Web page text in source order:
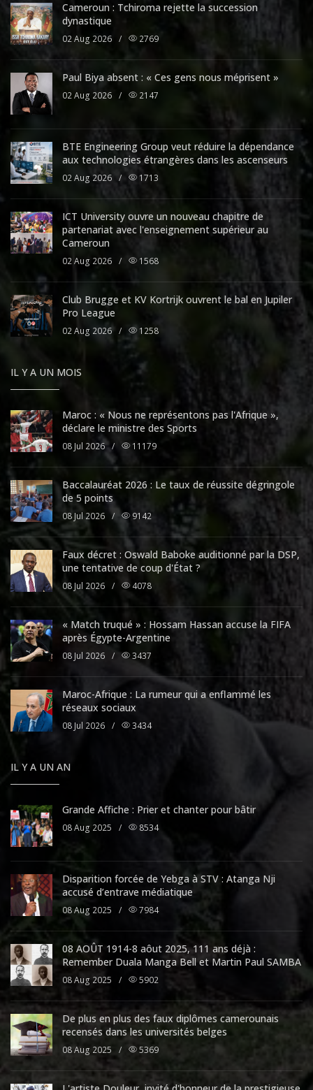
Cameroun : Tchiroma rejette la succession
dynastique
02 Aug 2026 / 2769
Paul Biya absent : « Ces gens nous méprisent »
02 Aug 2026 / 2147
BTE Engineering Group veut réduire la dépendance
aux technologies étrangères dans les ascenseurs
02 Aug 2026 / 1713
ICT University ouvre un nouveau chapitre de
partenariat avec l'enseignement supérieur au
Cameroun
02 Aug 2026 / 1568
Club Brugge et KV Kortrijk ouvrent le bal en Jupiler
Pro League
02 Aug 2026 / 1258
IL Y A UN MOIS
Maroc : « Nous ne représentons pas l'Afrique »,
déclare le ministre des Sports
08 Jul 2026 / 11179
Baccalauréat 2026 : Le taux de réussite dégringole
de 5 points
08 Jul 2026 / 9142
Faux décret : Oswald Baboke auditionné par la DSP,
une tentative de coup d'État ?
08 Jul 2026 / 4078
« Match truqué » : Hossam Hassan accuse la FIFA
après Égypte-Argentine
08 Jul 2026 / 3437
Maroc-Afrique : La rumeur qui a enflammé les
réseaux sociaux
08 Jul 2026 / 3434
IL Y A UN AN
Grande Affiche : Prier et chanter pour bâtir
08 Aug 2025 / 8534
Disparition forcée de Yebga à STV : Atanga Nji
accusé d’entrave médiatique
08 Aug 2025 / 7984
08 AOÛT 1914-8 aôut 2025, 111 ans déjà :
Remember Duala Manga Bell et Martin Paul SAMBA
08 Aug 2025 / 5902
De plus en plus des faux diplômes camerounais
recensés dans les universités belges
08 Aug 2025 / 5369